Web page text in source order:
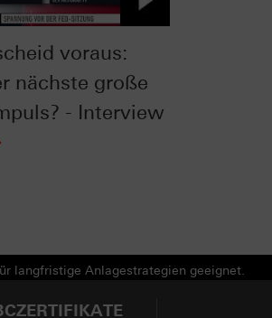
voraus:
nächste große
- Interview
langfristige Anlagestrategien geeignet.